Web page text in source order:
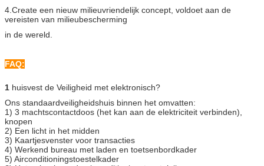
4.Create een nieuw milieuvriendelijk concept, voldoet aan de
vereisten van milieubescherming
in de wereld.
FAQ:
1 huisvest de Veiligheid met elektronisch?
Ons standaardveiligheidshuis binnen het omvatten:
1) 3 machtscontactdoos (het kan aan de elektriciteit verbinden),
knopen
2) Een licht in het midden
3) Kaartjesvenster voor transacties
4) Werkend bureau met laden en toetsenbordkader
5) Airconditioningstoestelkader